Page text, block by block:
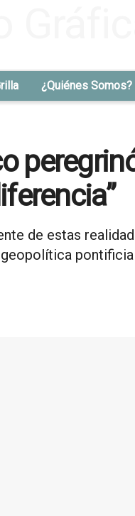
¿Quiénes Somos?
de estas